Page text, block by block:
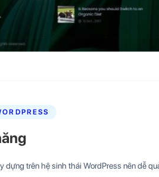
dựng trên hệ sinh thái WordPress nên dễ